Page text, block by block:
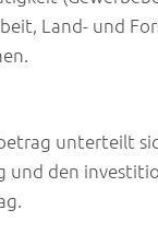
Land- und
unterteilt
und den